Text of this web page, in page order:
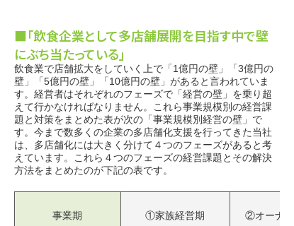
■「飲食企業として多店舗展開を目指す中で壁
にぶち当たっている」
飲食業で店舗拡大をしていく上で「1億円の壁」「3億円の
壁」「5億円の壁」「10億円の壁」があると言われていま
す。経営者はそれぞれのフェーズで「経営の壁」を乗り超
えて行かなければなりません。これら事業規模別の経営課
題と対策をまとめた表が次の「事業規模別経営の壁」で
す。今まで数多くの企業の多店舗化支援を行ってきた当社
は、多店舗化には大きく分けて４つのフェーズがあると考
えています。これら４つのフェーズの経営課題とその解決
方法をまとめたのが下記の表です。
事業期 ①家族経営期 ②オーナ